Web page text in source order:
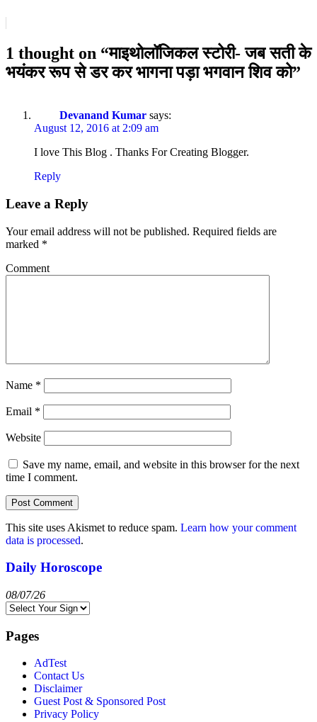
1 thought on “माइथोलॉजिकल स्टोरी- जब सती के
भयंकर रूप से डर कर भागना पड़ा भगवान शिव को”
Devanand Kumar says:
August 12, 2016 at 2:09 am
I love This Blog . Thanks For Creating Blogger.
Reply
Leave a Reply
Your email address will not be published. Required fields are
marked *
Comment
Name *
Email *
Website
Save my name, email, and website in this browser for the next
time I comment.
This site uses Akismet to reduce spam. Learn how your comment
data is processed.
Daily Horoscope
08/07/26
Pages
AdTest
Contact Us
Disclaimer
Guest Post & Sponsored Post
Privacy Policy